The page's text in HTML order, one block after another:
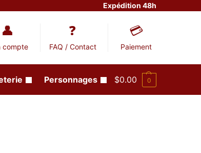
Expédition 48h
compte FAQ / Contact Paiement
Personnages $0.00 0